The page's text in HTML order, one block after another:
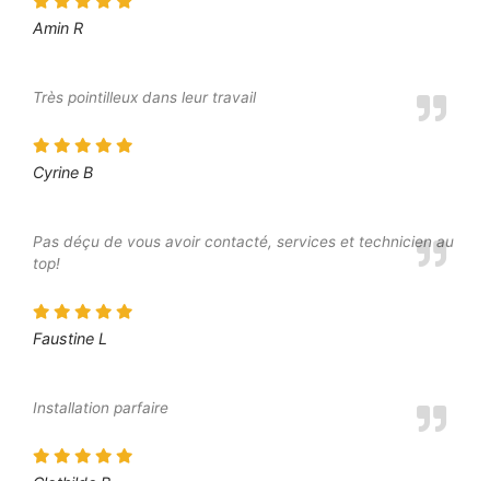
Amin R
Très pointilleux dans leur travail
Cyrine B
Pas déçu de vous avoir contacté, services et technicien au
top!
Faustine L
Installation parfaire